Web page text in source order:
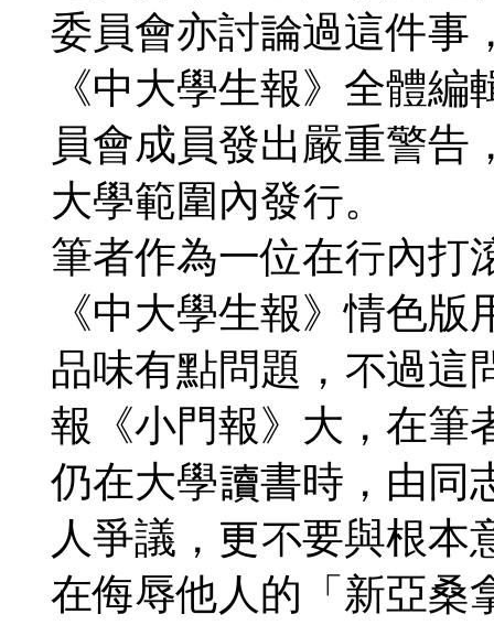
委員會亦討論過這件事
《中大學生報》全體編
員會成員發出嚴重警告
大學範圍內發行。
筆者作為一位在行內打
《中大學生報》情色版
品味有點問題，不過這
報《小門報》大，在筆
仍在大學讀書時，由同
人爭議，更不要與根本
在侮辱他人的「新亞桑